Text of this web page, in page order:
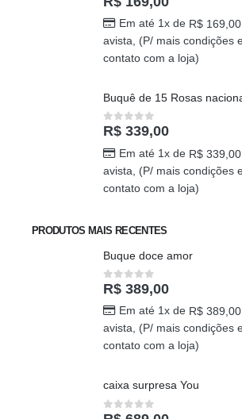
Algo Me Diz
0out of 5
R$169,00
Em até 1x deR$
contato com a loja)
Buquê de 15 Rosas nacional
0out of 5
R$339,00
Em até 1x deR$
contato com a loja)
PRODUTOS MAIS RECENTES
Buque doce amor
0out of 5
R$389,00
Em até 1x deR$
contato com a loja)